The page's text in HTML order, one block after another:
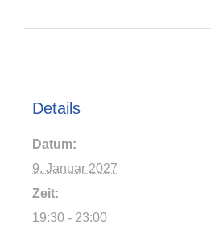
Details
Datum:
9. Januar 2027
Zeit:
19:30 - 23:00